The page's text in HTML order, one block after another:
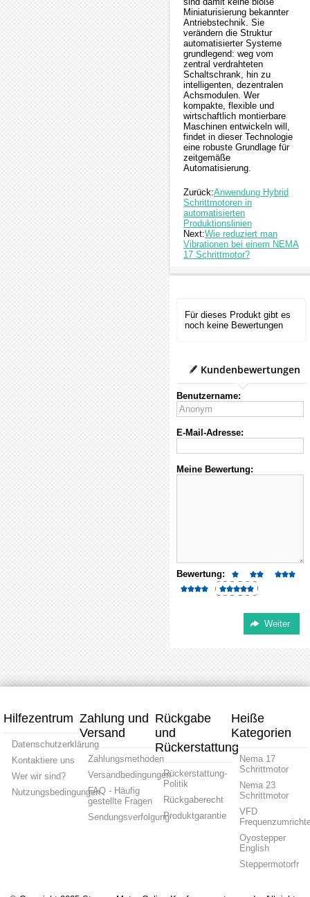
Miniaturisierung bekannter
Antriebstechnik. Sie
verändern die Struktur
automatisierter Systeme
grundlegend: weg vom
zentral verdrahteten
Schaltschrank, hin zu
intelligenten, dezentralen
Achsmodulen. Wer
kompakte, flexible und
wirtschaftlich montierbare
Maschinen entwickeln will,
findet in dieser Technologie
eine robuste Grundlage für
zeitgemäße
Automatisierung.
Zurück:Anwendung Hybrid
Schrittmotoren in
automatisierten
Produktionslinien
Next:Wie reduziert man
Vibrationen bei einem NEMA
17 Schrittmotor?
Für dieses Produkt gibt es
noch keine Bewertungen
Kundenbewertungen
Benutzername:
E-Mail-Adresse:
Meine Bewertung:
Bewertung:
Hilfezentrum
Datenschutzerklärung
Kontaktiere uns
Wer wir sind?
Nutzungsbedingungen
Zahlung und
Versand
Zahlungsmethoden
Versandbedingungen
FAQ - Häufig
gestellte Fragen
Sendungsverfolgung
Rückgabe
und
Rückerstattung
Rückerstattung-
Politik
Rückgaberecht
Produktgarantie
Heiße
Kategorien
Nema 17
Schrittmotor
Nema 23
Schrittmotor
VFD
Oyostepper
English
Steppermotorfr